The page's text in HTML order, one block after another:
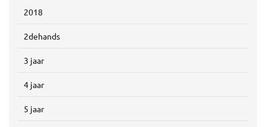
2018
2dehands
3 jaar
4 jaar
5 jaar